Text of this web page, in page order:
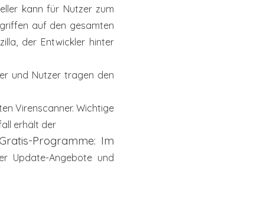
kannfür Nutzer zum
auf den gesamten
der Entwickler hinter
und Nutzer tragen den
Virenscanner. Wichtige
erhält der
Programme: Im
Update-Angebote und